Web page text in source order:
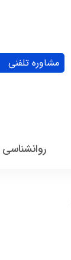
مشاوره تلفنی
روانشناسی